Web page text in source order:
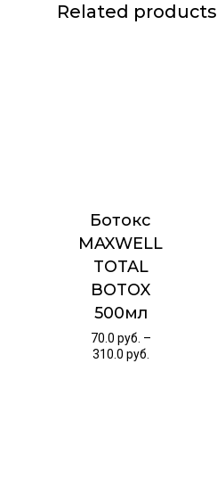
Related products
Ботокс
MAXWELL
TOTAL
BOTOX
500мл
70.0 руб. –
310.0 руб.